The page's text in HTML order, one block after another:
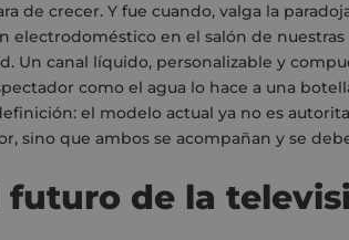
de crecer. Y fue cuando, valga la
electrodoméstico en el salón de nuestras
Un canal líquido, personalizable y
como el agua lo hace a una
el modelo actual ya no es
sino que ambos se acompañan y se
futuro de la